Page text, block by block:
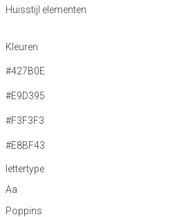
Huisstij e ementen
Kleuren
#427B0E
#E9D395
#F3F3F3
#E8BF43
lettertype
Aa
Poppins